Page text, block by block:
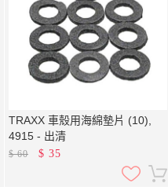
TRAXX 車殼用海綿墊片 (10),
4915 - 出清
$60 $ 35